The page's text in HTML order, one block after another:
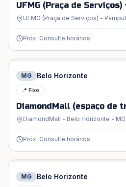
UFMG (Praça de
UFMG (Praça de Serviços) -
Próx: Consulte horários
MG Belo Horizonte
📍 Fixo
DiamondMall (espaço de
DiamondMall - Belo Horizonte - MG
Próx: Consulte horários
MG Belo Horizonte